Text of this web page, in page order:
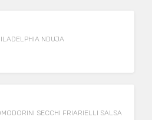
NDUJA
SECCHI FRIARIELLI SALSA